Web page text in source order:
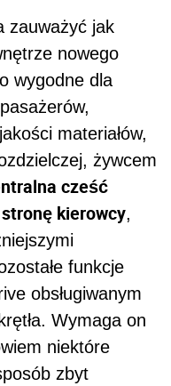
zauważyć jak
nowego
wygodne dla
materiałów,
żywcem
cześć
kierowcy,
funkcje
obsługiwanym
Wymaga on
niektóre
zbyt